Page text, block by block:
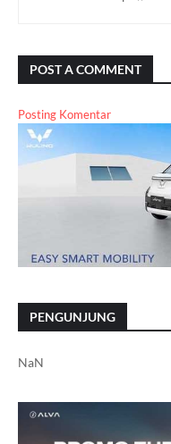
POST A COMMENT
Posting Komentar
PENGUNJUNG
NaN